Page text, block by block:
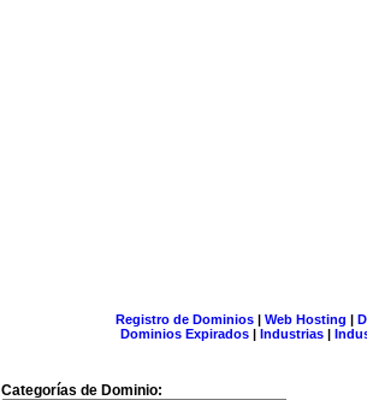
Registro de Dominios| Web Hosting |
Dominios Expirados | Industrias |
Categorías de Dominio: